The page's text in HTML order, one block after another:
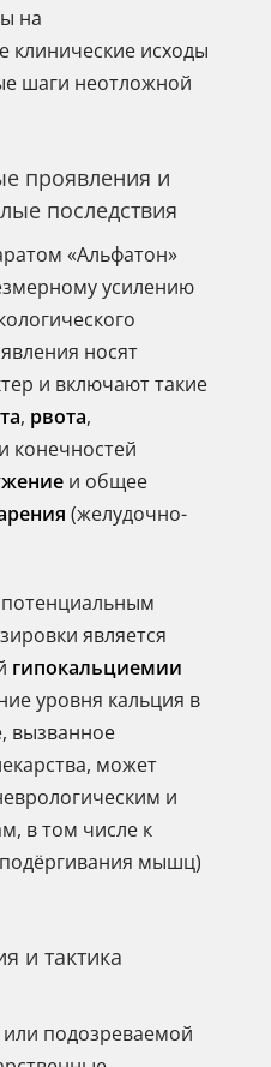
на
клинические исходы
шаги неотложной
проявления и
последствия
«Альфатон»
усилению
носят
и включают такие
, рвота,
конечностей
и общее
(желудочно-
является
гипокальциемии
уровня кальция в
вызванное
может
и
в том числе к
мышц)
и тактика
подозреваемой